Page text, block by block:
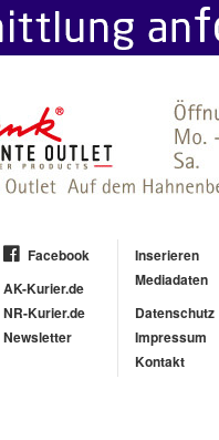
Facebook
AK-Kurier.de
NR-Kurier.de
Newsletter
Inserieren
Mediadaten
Datenschutz
Impressum
Kontakt